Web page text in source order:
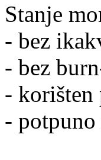
Stanje
- bez
- bez
-
-